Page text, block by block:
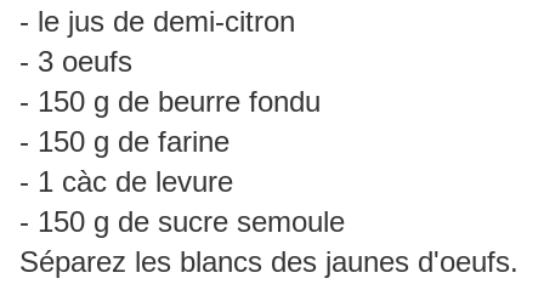
- le jus de demi-citron
- 3 oeufs
- 150 g de beurre fondu
- 150 g de farine
- 1 càc de levure
- 150 g de sucre semoule
Séparez les blancs des jaunes d'oeufs.